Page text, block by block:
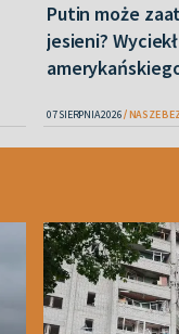
Putin może
jesieni?
07 SIERPNIA 2026 NASZE